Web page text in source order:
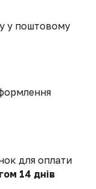
у поштовому
для оплати
14 днів